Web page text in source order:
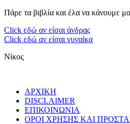
Πάρε τα βιβλία και έλα να κάνουμε
Click εδώ αν είσαι άνδρας
Click εδώ αν είσαι γυναίκα
Νίκος
ΑΡΧΙΚΗ
DISCLAIMER
ΕΠΙΚΟΙΝΩΝΙΑ
ΟΡΟΙ ΧΡΗΣΗΣ ΚΑΙ